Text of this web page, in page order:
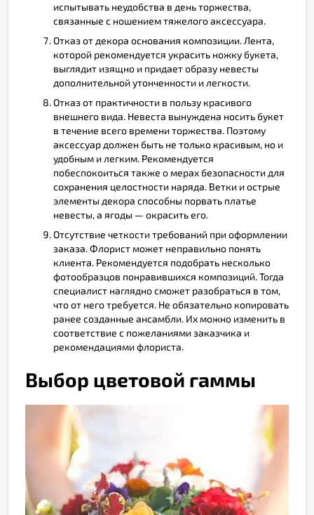
испытывать неудобства в день торжества,
связанные с ношением тяжелого аксессуара.
Отказ от декора основания композиции. Лента,
которой рекомендуется украсить ножку букета,
выглядит изящно и придает образу невесты
дополнительной утонченности и легкости.
Отказ от практичности в пользу красивого
внешнего вида. Невеста вынуждена носить букет
в течение всего времени торжества. Поэтому
аксессуар должен быть не только красивым, но и
удобным и легким. Рекомендуется
побеспокоиться также о мерах безопасности для
сохранения целостности наряда. Ветки и острые
элементы декора способны порвать платье
невесты, а ягоды — окрасить его.
Отсутствие четкости требований при оформлении
заказа. Флорист может неправильно понять
клиента. Рекомендуется подобрать несколько
фотообразцов понравившихся композиций. Тогда
специалист наглядно сможет разобраться в том,
что от него требуется. Не обязательно копировать
ранее созданные ансамбли. Их можно изменить в
соответствие с пожеланиями заказчика и
рекомендациями флориста.
Выбор цветовой гаммы